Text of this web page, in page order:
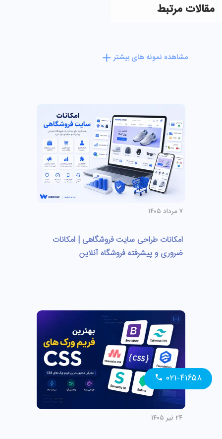
مقالات مرتبط
مشاهده نمونه های بیشتر
۷ مرداد ۱۴۰۵
امکانات طراحی سایت فروشگاهی | امکانات
ضروری و پیشرفته فروشگاه آنلاین
۲۴ تیر ۱۴۰۵
۰۲۱-۴۱۶۵۸